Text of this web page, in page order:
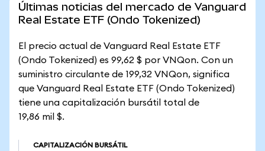
Últimas noticias del mercado de Vanguard
Real Estate ETF (Ondo Tokenized)
El precio actual de Vanguard Real Estate ETF
(Ondo Tokenized) es 99,62 $ por VNQon. Con un
suministro circulante de 199,32 VNQon, significa
que Vanguard Real Estate ETF (Ondo Tokenized)
tiene una capitalización bursátil total de
19,86 mil $.
CAPITALIZACIÓN BURSÁTIL